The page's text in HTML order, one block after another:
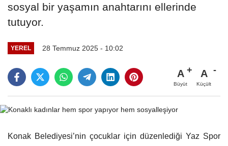
sosyal bir yaşamın anahtarını ellerinde
tutuyor.
YEREL 28 Temmuz 2025 - 10:02
A
Büyüt
A
Küçült
Konak Belediyesi’nin çocuklar için düzenlediği Yaz Spor